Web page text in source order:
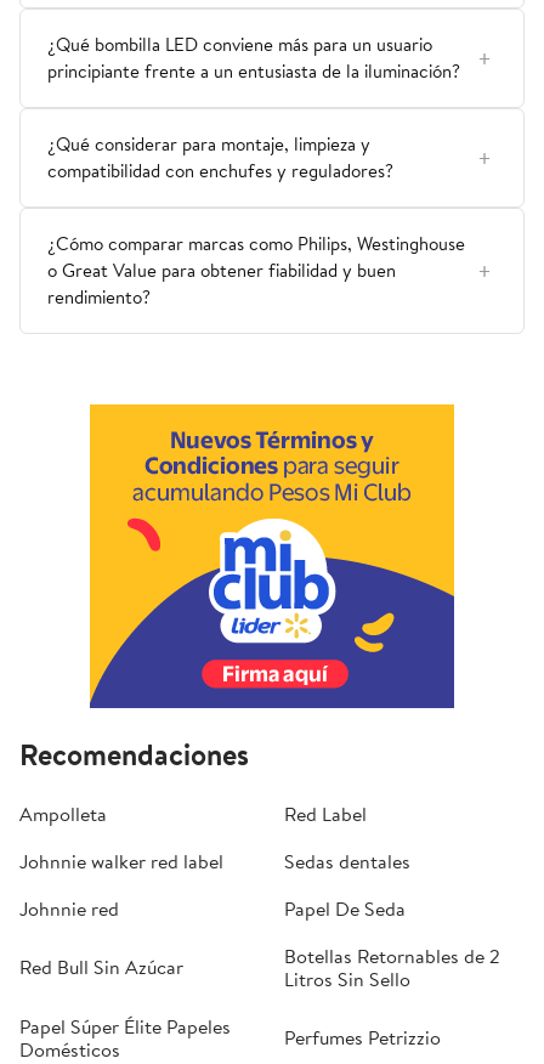
¿Qué bombilla LED conviene más para un usuario
principiante frente a un entusiasta de la iluminación?
¿Qué considerar para montaje, limpieza y
compatibilidad con enchufes y reguladores?
¿Cómo comparar marcas como Philips, Westinghouse
o Great Value para obtener fiabilidad y buen
rendimiento?
Recomendaciones
Ampolleta
Red Label
Johnnie walker red label
Sedas dentales
Johnnie red
Papel De Seda
Red Bull Sin Azúcar
Botellas Retornables de 2
Litros Sin Sello
Papel Súper Élite Papeles
Domésticos
Perfumes Petrizzio